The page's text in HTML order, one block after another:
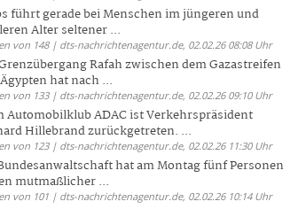
führt gerade bei Menschen im jüngeren und
Alter seltener ...
von 148 | dts-nachrichtenagentur.de, 02.02.26 08:08 Uhr
Rafah zwischen dem Gazastreifen
hat nach ...
von 133 | dts-nachrichtenagentur.de, 02.02.26 09:10 Uhr
Automobilklub ADAC ist Verkehrspräsident
Hillebrand zurückgetreten. ...
von 123 | dts-nachrichtenagentur.de, 02.02.26 11:30 Uhr
hat am Montag fünf Personen
mutmaßlicher ...
von 101 | dts-nachrichtenagentur.de, 02.02.26 10:14 Uhr